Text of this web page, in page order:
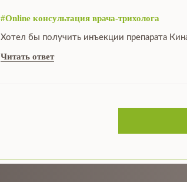
#Online консультация врача-трихолога
Хотел бы получить инъекции препарата
Читать ответ